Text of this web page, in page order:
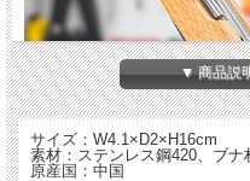
▼ 商品説
サイズ：W4.1×D2×H16cm
素材：ステンレス鋼420、ブナ
原産国：中国